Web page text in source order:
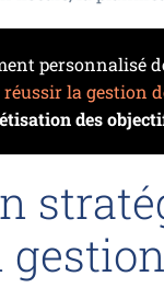
réussir la gestion
des